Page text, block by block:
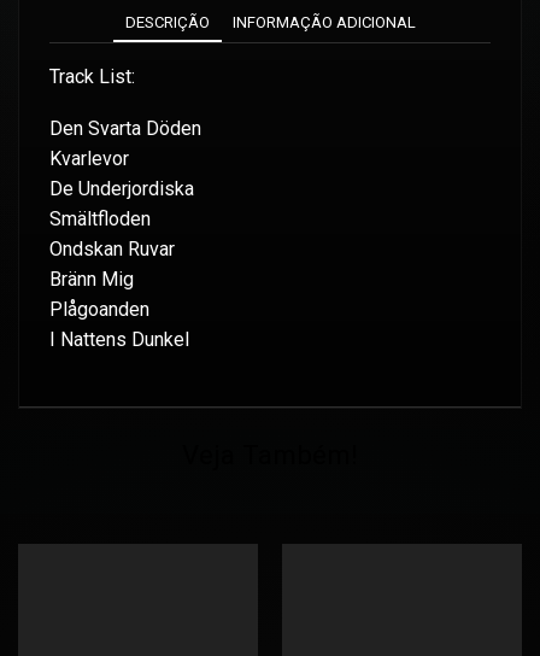
DESCRIÇÃO INFORMAÇÃO ADICIONAL
Track List:
Den Svarta Döden
Kvarlevor
De Underjordiska
Smältfloden
Ondskan Ruvar
Bränn Mig
Plågoanden
I Nattens Dunkel